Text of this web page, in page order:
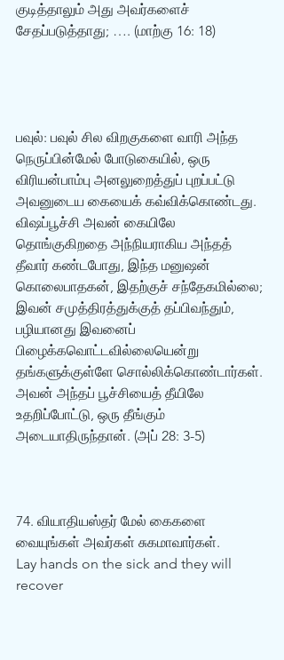
குடித்தாலும் அது அவர்களைச்
சேதப்படுத்தாது; …. (மாற்கு 16: 18)
பவுல்: பவுல் சில விறகுகளை வாரி அந்த
நெருப்பின்மேல் போடுகையில், ஒரு
விரியன்பாம்பு அனலுறைத்துப் புறப்பட்டு
அவனுடைய கையைக் கவ்விக்கொண்டது.
விஷப்பூச்சி அவன் கையிலே
தொங்குகிறதை அந்நியராகிய அந்தத்
தீவார் கண்டபோது, இந்த மனுஷன்
கொலைபாதகன், இதற்குச் சந்தேகமில்லை;
இவன் சமுத்திரத்துக்குத் தப்பிவந்தும்,
பழியானது இவனைப்
பிழைக்கவொட்டவில்லையென்று
தங்களுக்குள்ளே சொல்லிக்கொண்டார்கள்.
அவன் அந்தப் பூச்சியைத் தீயிலே
உதறிப்போட்டு, ஒரு தீங்கும்
அடையாதிருந்தான். (அப் 28: 3-5)
74. வியாதியஸ்தர் மேல் கைகளை
வையுங்கள் அவர்கள் சுகமாவார்கள்.
Lay hands on the sick and they will
recover